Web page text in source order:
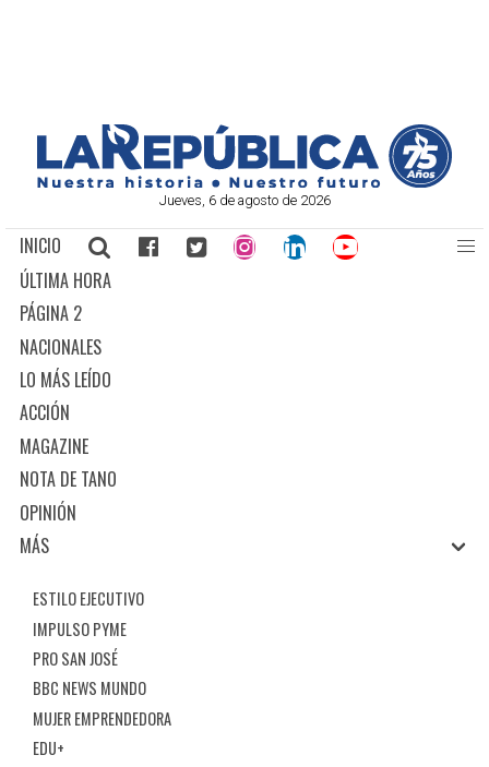
Jueves, 6 de agosto de 2026
INICIO
ÚLTIMA HORA
PÁGINA 2
NACIONALES
LO MÁS LEÍDO
ACCIÓN
MAGAZINE
NOTA DE TANO
OPINIÓN
MÁS
ESTILO EJECUTIVO
IMPULSO PYME
PRO SAN JOSÉ
BBC NEWS MUNDO
MUJER EMPRENDEDORA
EDU+